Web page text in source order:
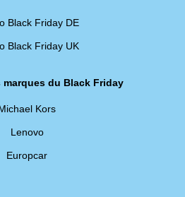
Black Friday DE
Black Friday UK
marques du Black Friday
Kors
Lenovo
Europcar